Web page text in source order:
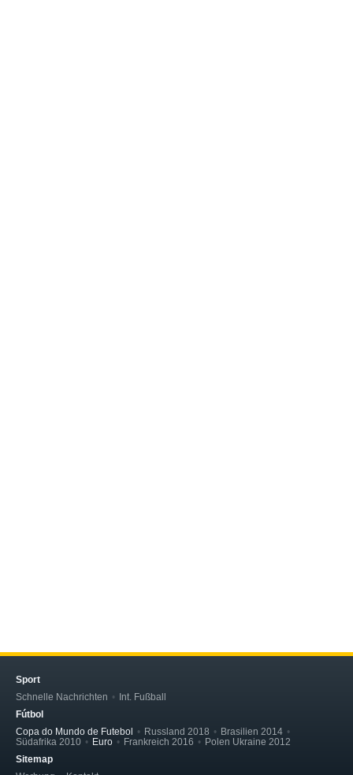
Sport
Schnelle Nachrichten
Int. Fußball
Fútbol
Copa do Mundo de Futebol
Russland 2018
Brasilien 2014
Südafrika 2010
Euro Frankreich 2016
Polen Ukraine 2012
Sitemap